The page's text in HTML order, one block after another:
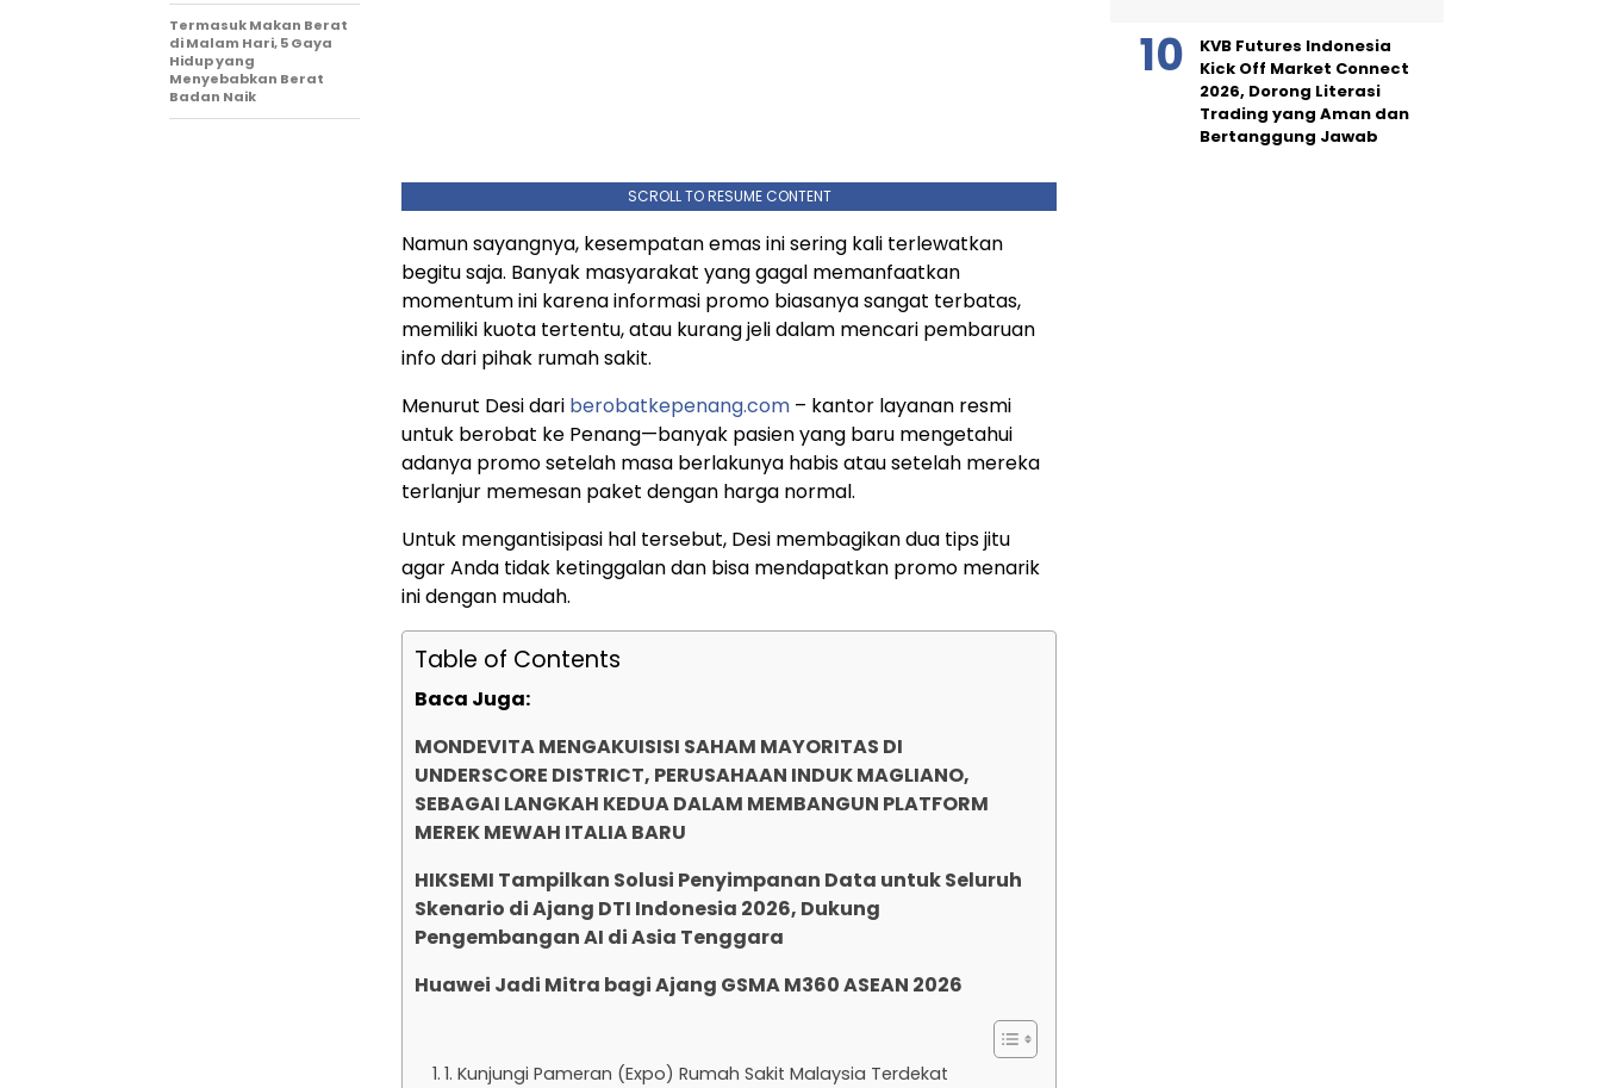
SCROLL TO RESUME CONTENT
Namun sayangnya, kesempatan emas ini sering kali terlewatkan
begitu saja. Banyak masyarakat yang gagal memanfaatkan
momentum ini karena informasi promo biasanya sangat terbatas,
memiliki kuota tertentu, atau kurang jeli dalam mencari pembaruan
info dari pihak rumah sakit.
Menurut Desi dari berobatkepenang.com – kantor layanan resmi
untuk berobat ke Penang—banyak pasien yang baru mengetahui
adanya promo setelah masa berlakunya habis atau setelah mereka
terlanjur memesan paket dengan harga normal.
Untuk mengantisipasi hal tersebut, Desi membagikan dua tips jitu
agar Anda tidak ketinggalan dan bisa mendapatkan promo menarik
ini dengan mudah.
Table of Contents
Baca Juga:
MONDEVITA MENGAKUISISI SAHAM MAYORITAS DI
UNDERSCORE DISTRICT, PERUSAHAAN INDUK MAGLIANO,
SEBAGAI LANGKAH KEDUA DALAM MEMBANGUN PLATFORM
MEREK MEWAH ITALIA BARU
HIKSEMI Tampilkan Solusi Penyimpanan Data untuk Seluruh
Skenario di Ajang DTI Indonesia 2026, Dukung
Pengembangan AI di Asia Tenggara
Huawei Jadi Mitra bagi Ajang GSMA M360 ASEAN 2026
1. Kunjungi Pameran (Expo) Rumah Sakit Malaysia Terdekat
Termasuk Makan Berat
di Malam Hari, 5 Gaya
Hidup yang
Menyebabkan Berat
Badan Naik
KVB Futures Indonesia
Kick Off Market Connect
2026, Dorong Literasi
Trading yang Aman dan
Bertanggung Jawab